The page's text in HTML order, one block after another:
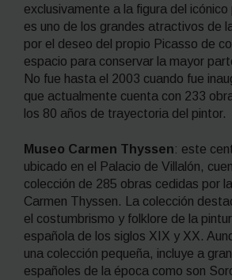
exclusivamente a la figura del
es uno de los grandes atractivos de
por el deseo del propio Picasso de
espacio para conservar la mayor
No fue hasta el 2003 cuando fue
que actualmente cuenta con 233
los 80 años de trayectoria del pintor.
Museo Carmen Thyssen: este
ubicado en el Palacio de Villalón,
colección de 285 obras cedidas por
Carmen Thyssen. La colección
el costumbrismo y folklore de la
española de los siglos XIX y XX.
una colección pequeña, incluye a
españoles de la época como son